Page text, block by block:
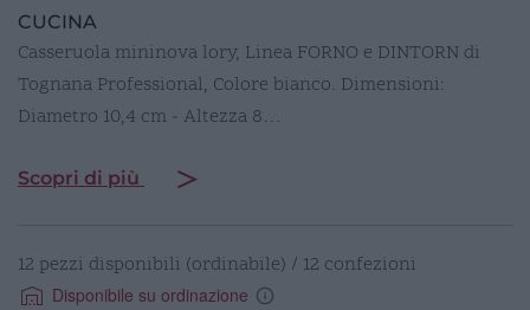
CUCINA
Casseruola mininova lory, Linea FORNO e DINTORN di
Tognana Professional, Colore bianco. Dimensioni:
Diametro 10,4 cm - Altezza 8…
Scopri di più
12 pezzi disponibili (ordinabile) / 12 confezioni
Disponibile su ordinazione